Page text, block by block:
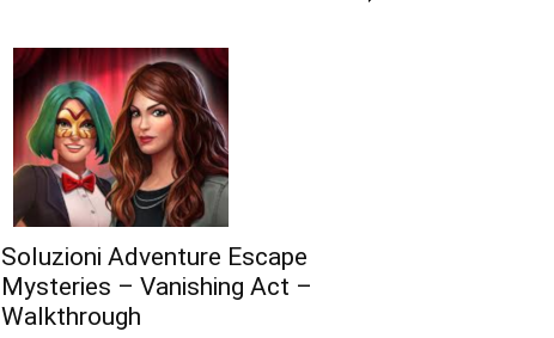
Soluzioni Adventure Escape
Mysteries – Vanishing Act –
Walkthrough